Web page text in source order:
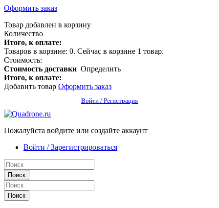
Оформить заказ
Товар добавлен в корзину
Количество
Итого, к оплате:
Товаров в корзине: 0. Сейчас в корзине 1 товар.
Стоимость:
Стоимость доставки Определить
Итого, к оплате:
Добавить товар Оформить заказ
Войти / Регистрация
Пожалуйста войдите или создайте аккаунт
Войти / Зарегистрироваться
Поиск
Поиск